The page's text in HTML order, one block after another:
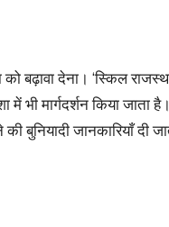
को बढ़ावा देना। ‘स्किल
में भी मार्गदर्शन किया जाता
बुनियादी जानकारियाँ दी